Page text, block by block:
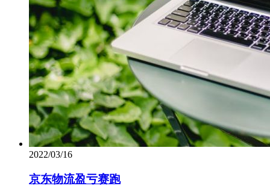
2022/03/16
京东物流盈亏赛跑